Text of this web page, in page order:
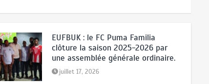
EUFBUK : le FC Puma Familia
clôture la saison 2025-2026 par
une assemblée générale ordinaire.
juillet 17, 2026